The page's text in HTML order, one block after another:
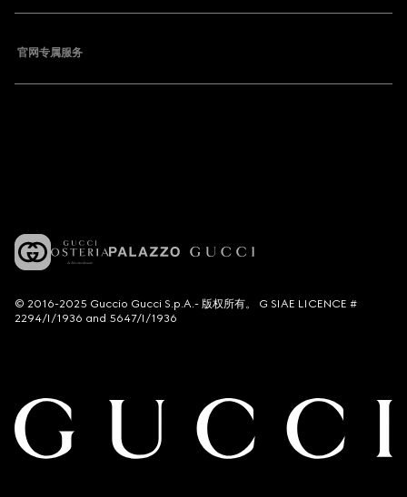
官网专属服务
© 2016-2025 Guccio Gucci S.p.A.- 版权所有。 G SIAE LICENCE #
2294/I/1936 and 5647/I/1936